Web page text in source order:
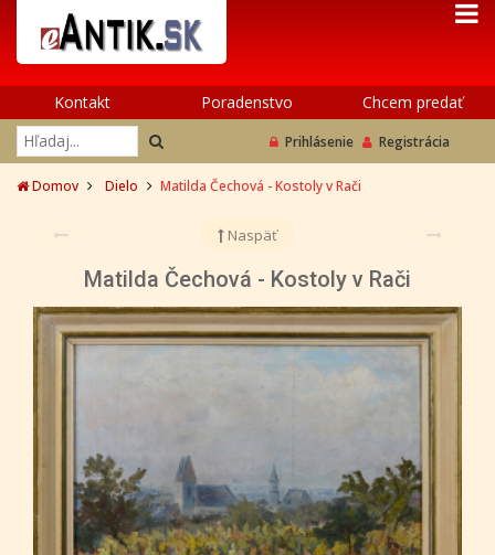
Kontakt Poradenstvo Chcem predať
Prihlásenie Registrácia
Domov Dielo Matilda Čechová - Kostoly v Rači
Naspäť
Matilda Čechová - Kostoly v Rači